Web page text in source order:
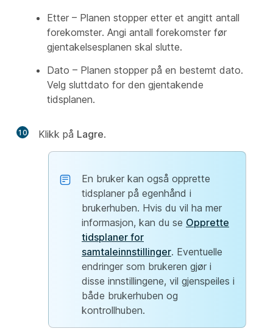
Etter – Planen stopper etter et angitt antall
forekomster. Angi antall forekomster før
gjentakelsesplanen skal slutte.
Dato – Planen stopper på en bestemt dato.
Velg sluttdato for den gjentakende
tidsplanen.
10 Klikk på Lagre.
En bruker kan også opprette
tidsplaner på egenhånd i
brukerhuben. Hvis du vil ha mer
informasjon, kan du se Opprette
tidsplaner for
samtaleinnstillinger. Eventuelle
endringer som brukeren gjør i
disse innstillingene, vil gjenspeiles i
både brukerhuben og
kontrollhuben.